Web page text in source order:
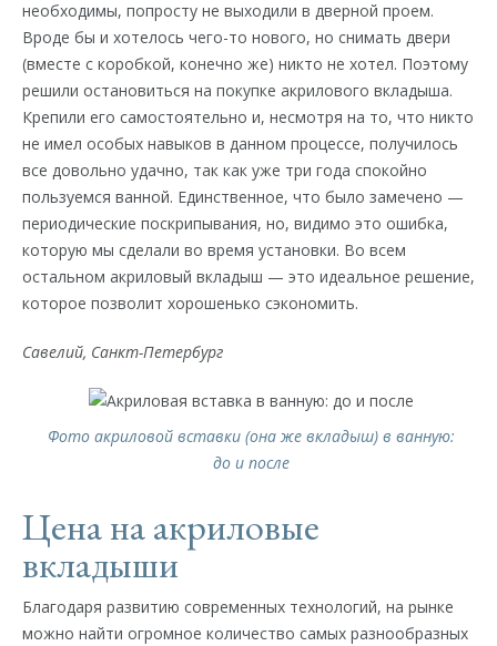
необходимы, попросту не выходили в дверной проем.
Вроде бы и хотелось чего-то нового, но снимать двери
(вместе с коробкой, конечно же) никто не хотел. Поэтому
решили остановиться на покупке акрилового вкладыша.
Крепили его самостоятельно и, несмотря на то, что никто
не имел особых навыков в данном процессе, получилось
все довольно удачно, так как уже три года спокойно
пользуемся ванной. Единственное, что было замечено —
периодические поскрипывания, но, видимо это ошибка,
которую мы сделали во время установки. Во всем
остальном акриловый вкладыш — это идеальное решение,
которое позволит хорошенько сэкономить.
Савелий, Санкт-Петербург
Фото акриловой вставки (она же вкладыш) в ванную:
до и после
Цена на акриловые
вкладыши
Благодаря развитию современных технологий, на рынке
можно найти огромное количество самых разнообразных